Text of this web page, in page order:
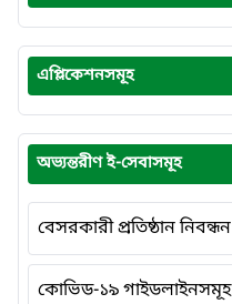
এপ্লিকেশনসমূহ
অভ্যন্তরীণ ই-সেবাসমূহ
বেসরকারী প্রতিষ্ঠান নিবন্ধন
কোভিড-১৯ গাইডলাইনসমূহ